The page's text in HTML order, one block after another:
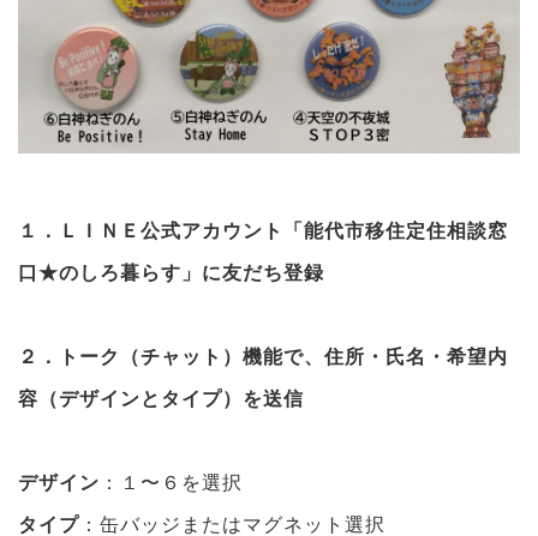
１．ＬＩＮＥ公式アカウント「能代市移住定住相談窓
口★のしろ暮らす」に友だち登録
２．トーク（チャット）機能で、住所・氏名・希望内
容（デザインとタイプ）を送信
デザイン ：１〜６を選択
タイプ ：缶バッジまたはマグネット選択